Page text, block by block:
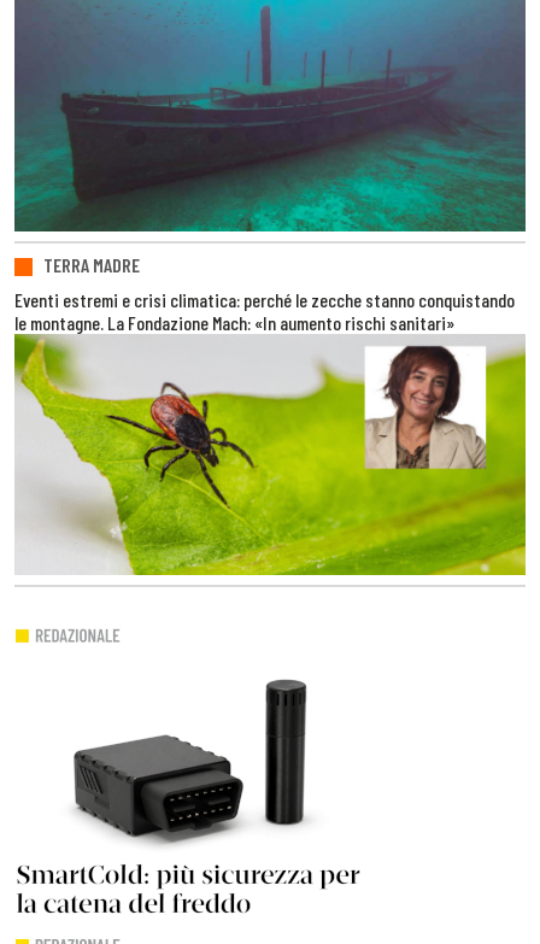
TERRA MADRE
Eventi estremi e crisi climatica: perché le zecche stanno conquistando
le montagne. La Fondazione Mach: «In aumento rischi sanitari»